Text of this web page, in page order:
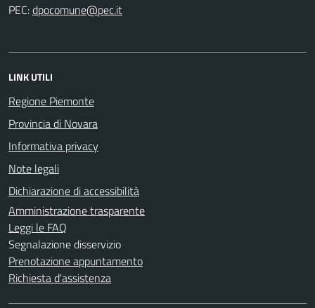
PEC:
LINK UTILI
Regione Piemonte
Provincia di Novara
Informativa privacy
Note legali
Dichiarazione di accessibilità
Amministrazione trasparente
Leggi le FAQ
Segnalazione disservizio
Prenotazione appuntamento
Richiesta d'assistenza